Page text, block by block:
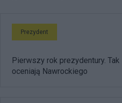
Prezydent
Pierwszy rok prezydentury. Tak
oceniają Nawrockiego